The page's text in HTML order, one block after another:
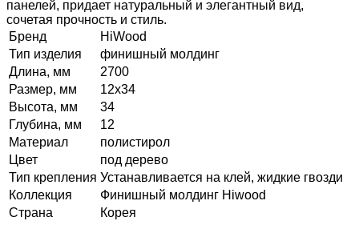
панелей, придает натуральный и элегантный вид,
сочетая прочность и стиль.
Бренд
HiWood
Тип изделия
финишный молдинг
Длина, мм
2700
Размер, мм
12х34
Высота, мм
34
Глубина, мм
12
Материал
полистирол
Цвет
под дерево
Тип крепления Устанавливается на клей, жидкие гвозди
Коллекция
Финишный молдинг Hiwood
Страна
Корея